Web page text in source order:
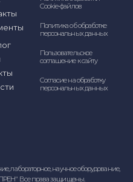
info@inpren.ru
48, корпус 1